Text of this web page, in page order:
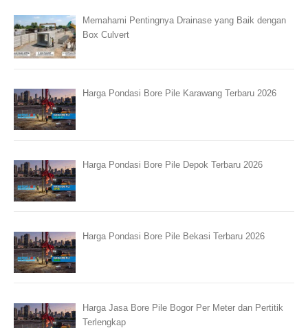
Memahami Pentingnya Drainase yang Baik dengan
Box Culvert
Harga Pondasi Bore Pile Karawang Terbaru 2026
Harga Pondasi Bore Pile Depok Terbaru 2026
Harga Pondasi Bore Pile Bekasi Terbaru 2026
Harga Jasa Bore Pile Bogor Per Meter dan Pertitik
Terlengkap